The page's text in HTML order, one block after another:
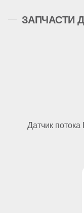
ЗАПЧАСТИ
Датчик